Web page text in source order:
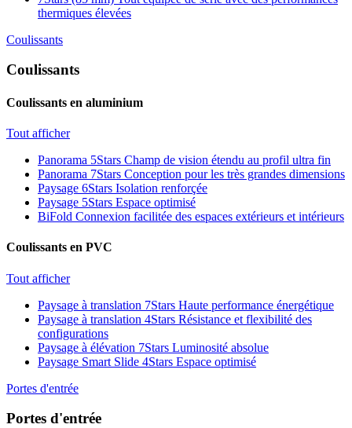
thermiques élevées
Coulissants
Coulissants
Coulissants en aluminium
Tout afficher
Panorama 5Stars Champ de vision étendu au profil ultra fin
Panorama 7Stars Conception pour les très grandes dimensions
Paysage 6Stars Isolation renforçée
Paysage 5Stars Espace optimisé
BiFold Connexion facilitée des espaces extérieurs et intérieurs
Coulissants en PVC
Tout afficher
Paysage à translation 7Stars Haute performance énergétique
Paysage à translation 4Stars Résistance et flexibilité des
configurations
Paysage à élévation 7Stars Luminosité absolue
Paysage Smart Slide 4Stars Espace optimisé
Portes d'entrée
Portes d'entrée